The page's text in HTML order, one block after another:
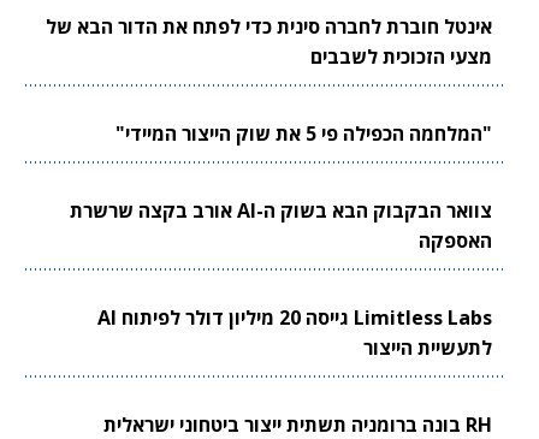
אינטל חוברת לחברה סינית כדי לפתח את הדור הבא של
מצעי הזכוכית לשבבים
"המלחמה הכפילה פי 5 את שוק הייצור המיידי"
צוואר הבקבוק הבא בשוק ה-AI אורב בקצה שרשרת
האספקה
Limitless Labs גייסה 20 מיליון דולר לפיתוח AI
לתעשיית הייצור
RH בונה ברומניה תשתית ייצור ביטחוני ישראלית